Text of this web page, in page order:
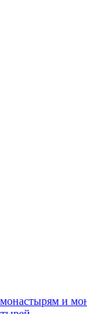
и